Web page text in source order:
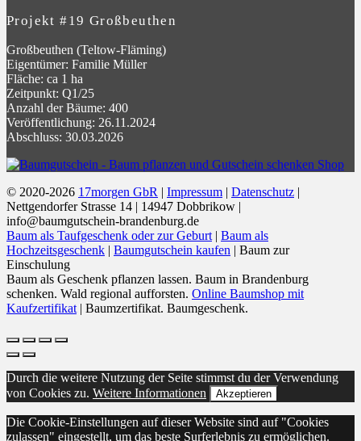
Projekt #19 Großbeuthen
Großbeuthen (Teltow-Fläming)
Eigentümer: Familie Müller
Fläche: ca 1 ha
Zeitpunkt: Q1/25
Anzahl der Bäume: 400
Veröffentlichung: 26.11.2024
Abschluss: 30.03.2026
© 2020-2026 17morgen GbR | Impressum | Datenschutz |
Nettgendorfer Strasse 14 | 14947 Dobbrikow |
info@baumgutschein-brandenburg.de
Baum als Taufgeschenk oder zur Geburt | Baum als
Hochzeitsgeschenk | Baumgutschein kaufen | Baum zur
Einschulung
Baum als Geschenk pflanzen lassen. Baum in Brandenburg
schenken. Wald regional aufforsten. Online Baumshop mit
Kaufzertifikat | Baumzertifikat. Baumgeschenk.
Durch die weitere Nutzung der Seite stimmst du der Verwendung
von Cookies zu. Weitere Informationen Akzeptieren
Die Cookie-Einstellungen auf dieser Website sind auf "Cookies
zulassen" eingestellt, um das beste Surferlebnis zu ermöglichen.